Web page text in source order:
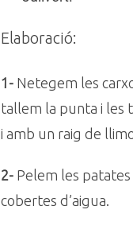
Elaboració:
1- Netegem les
tallem la punta i les
i amb un raig de
2-Pelem les patates
cobertes d’aigua.